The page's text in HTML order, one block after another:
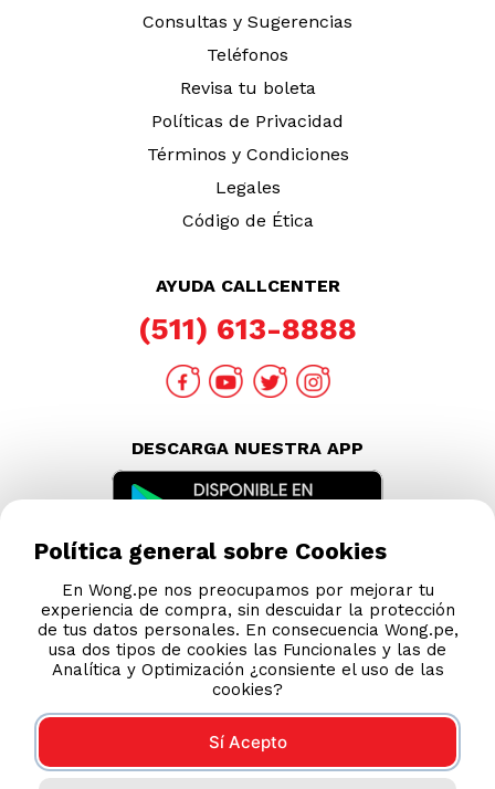
Consultas y Sugerencias
Teléfonos
Revisa tu boleta
Políticas de Privacidad
Términos y Condiciones
Legales
Código de Ética
AYUDA CALLCENTER
(511) 613-8888
DESCARGA NUESTRA APP
Política general sobre Cookies
En Wong.pe nos preocupamos por mejorar tu
experiencia de compra, sin descuidar la protección
de tus datos personales. En consecuencia Wong.pe,
usa dos tipos de cookies las Funcionales y las de
Analítica y Optimización ¿consiente el uso de las
cookies?
Sí Acepto